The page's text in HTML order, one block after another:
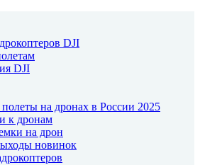
DJI
DJI
на дронах в России 2025
к дронам
на дрон
новинок